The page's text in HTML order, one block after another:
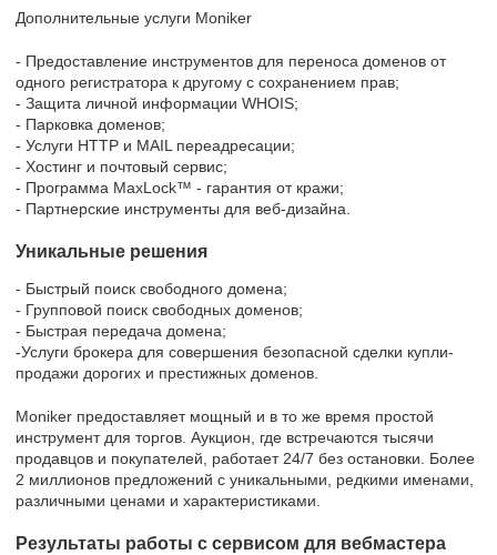
Дополнительные услуги Moniker
- Предоставление инструментов для переноса доменов от
одного регистратора к другому с сохранением прав;
- Защита личной информации WHOIS;
- Парковка доменов;
- Услуги HTTP и MAIL переадресации;
- Хостинг и почтовый сервис;
- Программа MaxLock™ - гарантия от кражи;
- Партнерские инструменты для веб-дизайна.
Уникальные решения
- Быстрый поиск свободного домена;
- Групповой поиск свободных доменов;
- Быстрая передача домена;
-Услуги брокера для совершения безопасной сделки купли-
продажи дорогих и престижных доменов.
Moniker предоставляет мощный и в то же время простой
инструмент для торгов. Аукцион, где встречаются тысячи
продавцов и покупателей, работает 24/7 без остановки. Более
2 миллионов предложений с уникальными, редкими именами,
различными ценами и характеристиками.
Результаты работы с сервисом для вебмастера